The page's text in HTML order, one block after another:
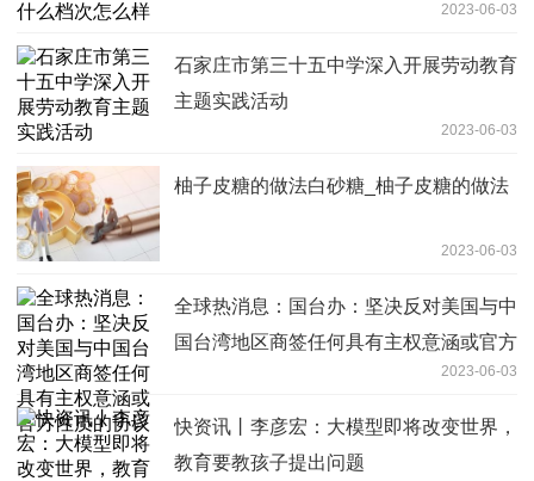
2023-06-03
石家庄市第三十五中学深入开展劳动教育
主题实践活动
2023-06-03
柚子皮糖的做法白砂糖_柚子皮糖的做法
2023-06-03
全球热消息：国台办：坚决反对美国与中
国台湾地区商签任何具有主权意涵或官方
2023-06-03
快资讯丨李彦宏：大模型即将改变世界，
教育要教孩子提出问题